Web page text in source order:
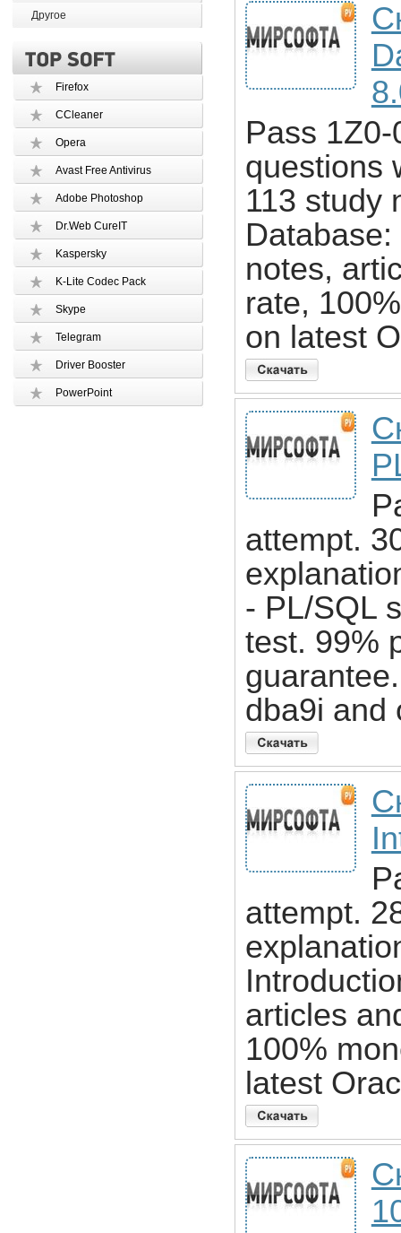
Другое
Firefox
CCleaner
Opera
Avast Free Antivirus
Adobe Photoshop
Dr.Web CureIT
Kaspersky
K-Lite Codec Pack
Skype
Telegram
Driver Booster
PowerPoint
Pass
questions
113 study
notes,
rate,
on latest
attempt.
- PL/SQL
test. 99%
dba9i and
attempt.
articles
100%
latest